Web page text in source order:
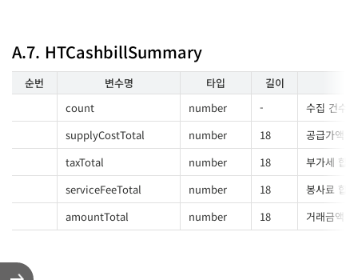
A.7. HTCashbillSummary
순번 변수명 타입
길이
count
number -
수집 건수
supplyCostTotal
number 18
공급가액
taxTotal
number 18
부가세 합계
serviceFeeTotal
number 18
봉사료 합계
amountTotal
number 18 거래금액